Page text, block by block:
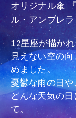
オリジナル傘
ル・アンブレ
12星座が描か
見えない空の
めました。
憂鬱な雨の日や
どんな天気の
て。